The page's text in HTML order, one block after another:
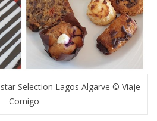
Selection Lagos Algarve © Viaje
Comigo